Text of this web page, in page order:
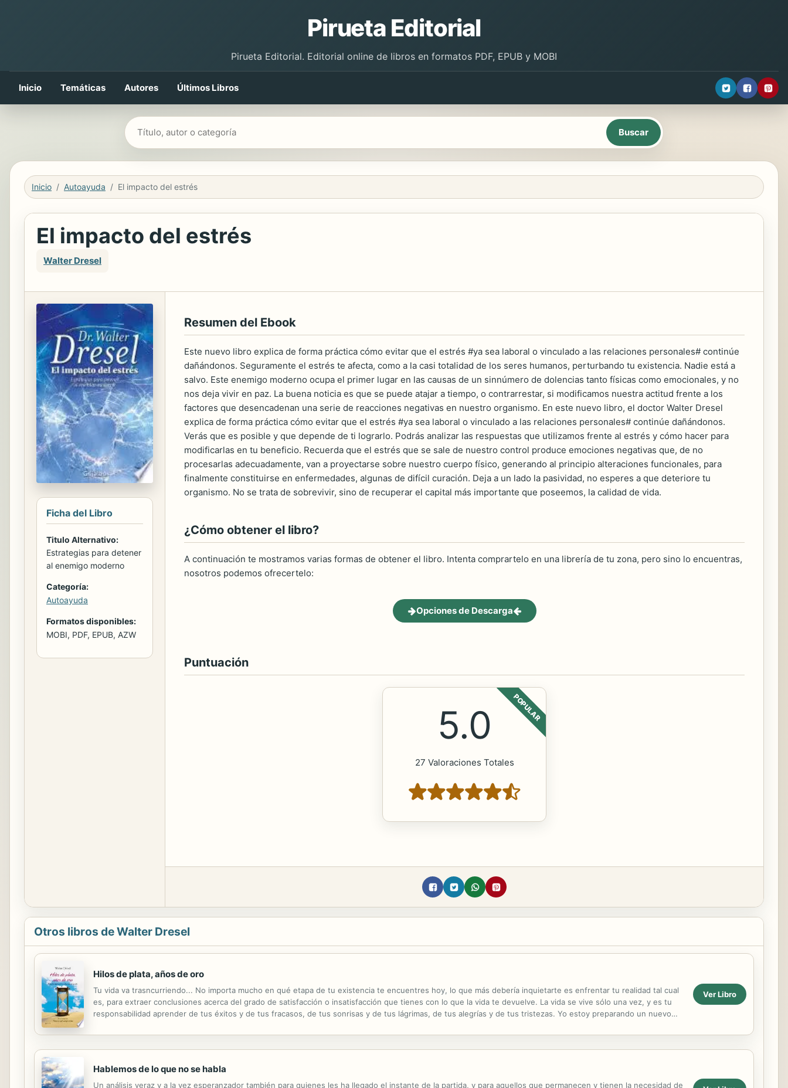
Pirueta Editorial
Pirueta Editorial. Editorial online de libros en formatos PDF, EPUB y MOBI
Inicio Temáticas Autores Últimos Libros
Buscar libros
Inicio Autoayuda El impacto del estrés
El impacto del estrés
Walter Dresel
Ficha del Libro
Titulo Alternativo:
Estrategias para detener
al enemigo moderno
Categoría:
Autoayuda
Formatos disponibles:
MOBI, PDF, EPUB, AZW
Resumen del Ebook
Este nuevo libro explica de forma práctica cómo evitar que el estrés #ya sea laboral o vinculado a las relaciones personales# continúe
dañándonos. Seguramente el estrés te afecta, como a la casi totalidad de los seres humanos, perturbando tu existencia. Nadie está a
salvo. Este enemigo moderno ocupa el primer lugar en las causas de un sinnúmero de dolencias tanto físicas como emocionales, y no
nos deja vivir en paz. La buena noticia es que se puede atajar a tiempo, o contrarrestar, si modificamos nuestra actitud frente a los
factores que desencadenan una serie de reacciones negativas en nuestro organismo. En este nuevo libro, el doctor Walter Dresel
explica de forma práctica cómo evitar que el estrés #ya sea laboral o vinculado a las relaciones personales# continúe dañándonos.
Verás que es posible y que depende de ti lograrlo. Podrás analizar las respuestas que utilizamos frente al estrés y cómo hacer para
modificarlas en tu beneficio. Recuerda que el estrés que se sale de nuestro control produce emociones negativas que, de no
procesarlas adecuadamente, van a proyectarse sobre nuestro cuerpo físico, generando al principio alteraciones funcionales, para
finalmente constituirse en enfermedades, algunas de difícil curación. Deja a un lado la pasividad, no esperes a que deteriore tu
organismo. No se trata de sobrevivir, sino de recuperar el capital más importante que poseemos, la calidad de vida.
¿Cómo obtener el libro?
A continuación te mostramos varias formas de obtener el libro. Intenta comprartelo en una librería de tu zona, pero sino lo encuentras,
nosotros podemos ofrecertelo:
Opciones de Descarga
Puntuación
POPULAR
5.0
27 Valoraciones Totales
Otros libros de Walter Dresel
Hilos de plata, años de oro
Tu vida va trasncurriendo... No importa mucho en qué etapa de tu existencia te encuentres hoy, lo que más debería inquietarte es enfrentar tu realidad tal cual
es, para extraer conclusiones acerca del grado de satisfacción o insatisfacción que tienes con lo que la vida te devuelve. La vida se vive sólo una vez, y es tu
responsabilidad aprender de tus éxitos y de tus fracasos, de tus sonrisas y de tus lágrimas, de tus alegrías y de tus tristezas. Yo estoy preparando un nuevo
Ver Libro
Hablemos de lo que no se habla
Un análisis veraz y a la vez esperanzador también para quienes les ha llegado el instante de la partida, y para aquellos que permanecen y tienen la necesidad de